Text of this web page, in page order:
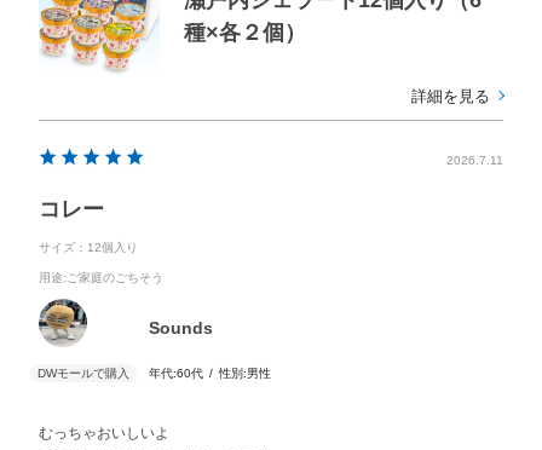
種×各２個）
詳細を見る
2026.7.11
コレー
サイズ：12個入り
用途:ご家庭のごちそう
Sounds
年代:60代 性別:男性
むっちゃおいしいよ